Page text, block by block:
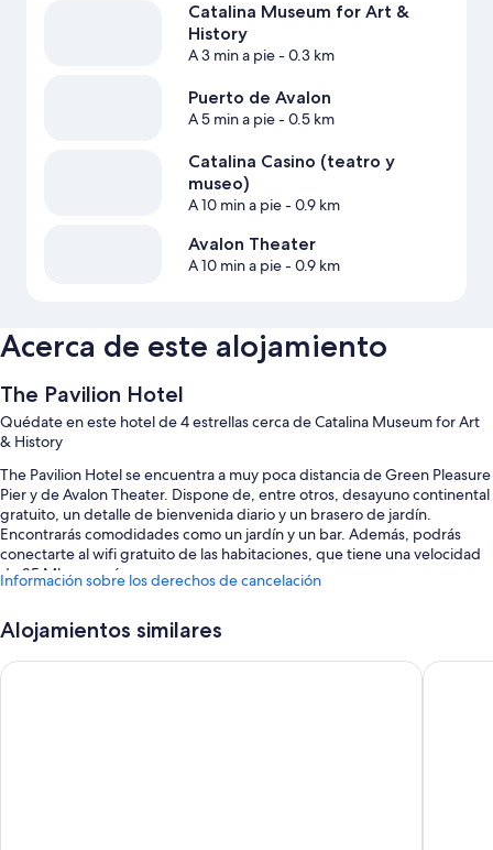
Catalina Museum for Art &
History
A 3 min a pie- 0.3 km
Puerto de Avalon
A 5 min a pie- 0.5 km
Catalina Casino (teatro y
museo)
A 10 min a pie- 0.9 km
Avalon Theater
A 10 min a pie- 0.9 km
Acerca de este alojamiento
The Pavilion Hotel
Quédate en este hotel de 4 estrellas cerca de Catalina Museum for Art
& History
The Pavilion Hotel se encuentra a muy poca distancia de Green Pleasure
Pier y de Avalon Theater. Dispone de, entre otros, desayuno continental
gratuito, un detalle de bienvenida diario y un brasero de jardín.
Encontrarás comodidades como un jardín y un bar. Además, podrás
conectarte al wifi gratuito de las habitaciones, que tiene una velocidad
de 25 Mbps o más.
Consigna de equipaje, un ascensor y toallas de playa
Un servicio de recepción las 24 horas, una máquina expendedora y
Información sobre los derechos de cancelación
Alojamientos similares
Hotel Atwater Catalina